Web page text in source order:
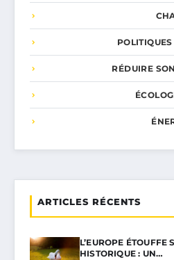
RÉDUIRE
ARTICLES RÉCENTS
L’EUROPE ÉTOUFFE
HISTORIQUE : UN…